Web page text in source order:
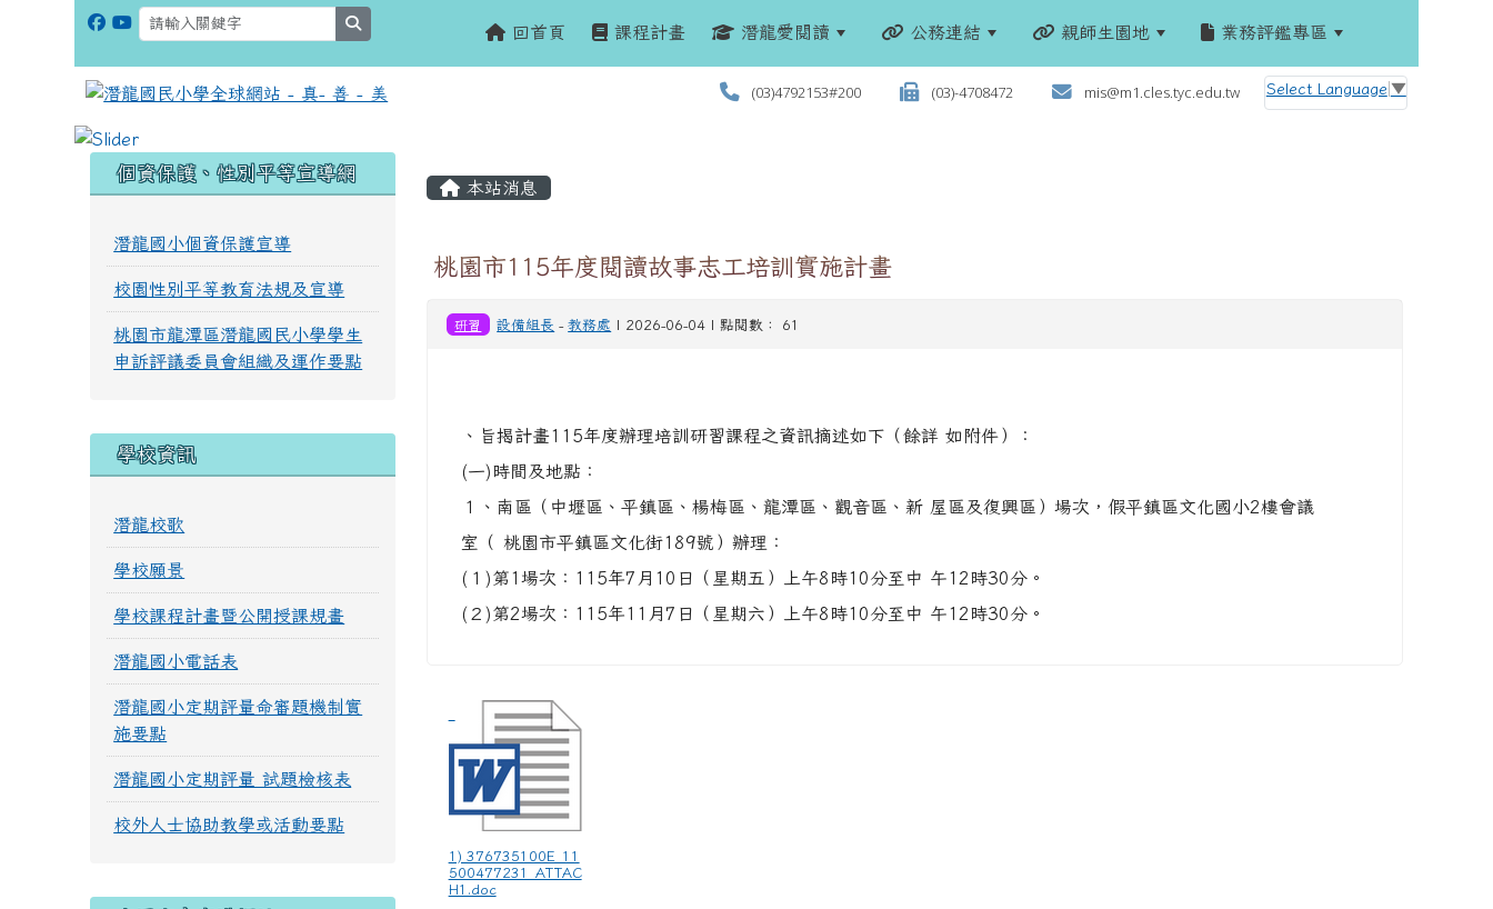
回首頁 課程計畫 潛龍愛閱讀 公務連結 親師生園地 業務評鑑專區
(03)4792153#200 (03)-4708472 mis@m1.cles.tyc.edu.tw Select Language ▼
本站消息
桃園市115年度閱讀故事志工培訓實施計畫
研習 設備組長 -教務處 | 2026-06-04 | 點閱數： 61
、旨揭計畫115年度辦理培訓研習課程之資訊摘述如下（餘詳 如附件）：
(一)時間及地點：
１、南區（中壢區、平鎮區、楊梅區、龍潭區、觀音區、新 屋區及復興區）場次，假平鎮區文化國小2樓會議
室（ 桃園市平鎮區文化街189號）辦理：
(１)第1場次：115年7月10日（星期五）上午8時10分至中 午12時30分。
(２)第2場次：115年11月7日（星期六）上午8時10分至中 午12時30分。
1) 376735100E_11
500477231_ATTAC
H1.doc
個資保護、性別平等宣導網
潛龍國小個資保護宣導
校園性別平等教育法規及宣導
桃園市龍潭區潛龍國民小學學生
申訴評議委員會組織及運作要點
學校資訊
潛龍校歌
學校願景
學校課程計畫暨公開授課規畫
潛龍國小電話表
潛龍國小定期評量命審題機制實
施要點
潛龍國小定期評量 試題檢核表
校外人士協助教學或活動要點